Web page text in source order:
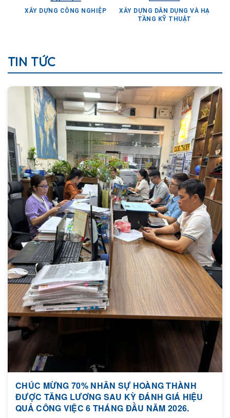
XÂY DỰNG CÔNG NGHIỆP
XÂY DỰNG DÂN DỤNG VÀ HẠ
TẦNG KỸ THUẬT
TIN TỨC
CHÚC MỪNG 70% NHÂN SỰ HOÀNG THÀNH
ĐƯỢC TĂNG LƯƠNG SAU KỲ ĐÁNH GIÁ HIỆU
QUẢ CÔNG VIỆC 6 THÁNG ĐẦU NĂM 2026.